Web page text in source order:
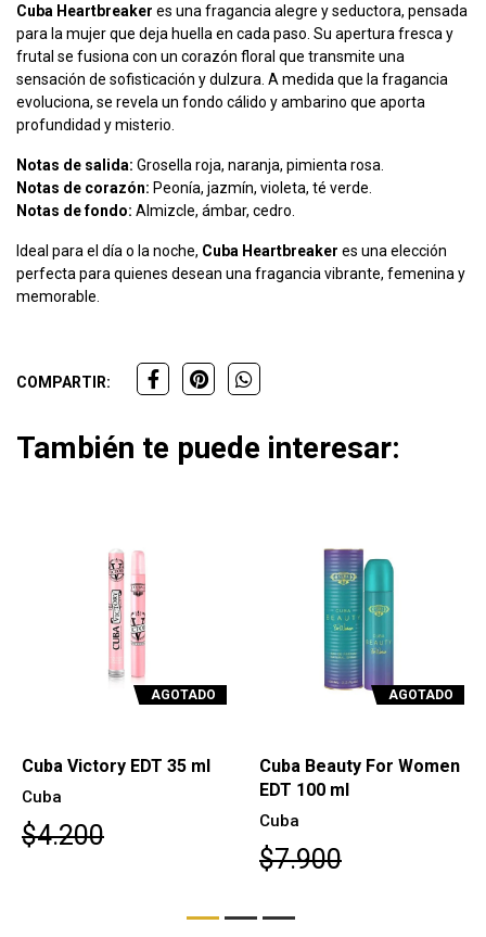
Cuba Heartbreaker es una fragancia alegre y seductora, pensada
para la mujer que deja huella en cada paso. Su apertura fresca y
frutal se fusiona con un corazón floral que transmite una
sensación de sofisticación y dulzura. A medida que la fragancia
evoluciona, se revela un fondo cálido y ambarino que aporta
profundidad y misterio.
Notas de salida: Grosella roja, naranja, pimienta rosa.
Notas de corazón: Peonía, jazmín, violeta, té verde.
Notas de fondo: Almizcle, ámbar, cedro.
Ideal para el día o la noche, Cuba Heartbreaker es una elección
perfecta para quienes desean una fragancia vibrante, femenina y
memorable.
COMPARTIR:
También te puede interesar:
AGOTADO
Cuba Victory EDT 35 ml
Cuba
$4.200
AGOTADO
Cuba Beauty For Women
EDT 100 ml
Cuba
$7.900